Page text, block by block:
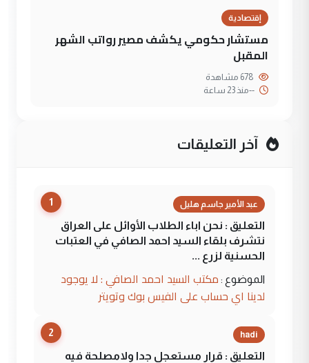
إقتصادية
مستشار حكومي يكشف مصير رواتب الشهر
المقبل
--منذ 23 ساعة
آخر التعليقات
1 عبد الأمير جاسم هليل
التعليق : نحن اباء الطلاب الأوائل على العراق
نتشرف بلقاء السيد احمد الصافي في العتبات
الحسنية لزرع ...
الموضوع : مكتب السيد احمد الصافي : لا يوجود
لدينا اي حساب على الفيس بوك وتويتر
2 hadi
التعليق : قرار مستعجل جدا ولامصلحة فيه